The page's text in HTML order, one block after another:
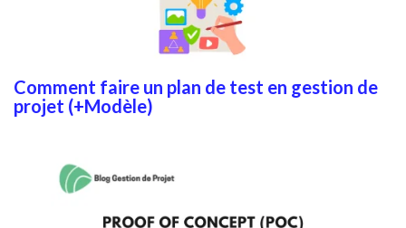
Comment faire un plan de test en gestion de
projet (+Modèle)